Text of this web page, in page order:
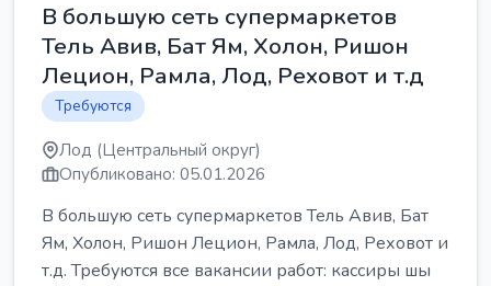
В большую сеть супермаркетов
Тель Авив, Бат Ям, Холон, Ришон
Лецион, Рамла, Лод, Реховот и т.д
Требуются
Лод (Центральный округ)
Опубликовано: 05.01.2026
В большую сеть супермаркетов Тель Авив, Бат
Ям, Холон, Ришон Лецион, Рамла, Лод, Реховот и
т.д. Требуются все вакансии работ: кассиры шы